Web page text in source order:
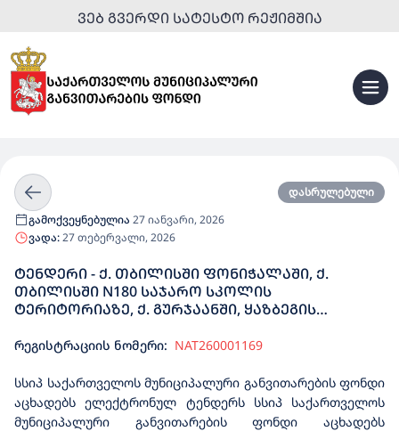
ᲕᲔᲑ ᲒᲕᲔᲠᲓᲘ ᲡᲐᲢᲔᲡᲢᲝ ᲠᲔᲟᲘᲛᲨᲘᲐ
დასრულებული
გამოქვეყნებულია 27 იანვარი, 2026
ვადა:27 თებერვალი, 2026
ᲢᲔᲜᲓᲔᲠᲘ - Ქ. ᲗᲑᲘᲚᲘᲡᲨᲘ ᲤᲝᲜᲘᲭᲐᲚᲐᲨᲘ, Ქ.
ᲗᲑᲘᲚᲘᲡᲨᲘ N180 ᲡᲐᲯᲐᲠᲝ ᲡᲙᲝᲚᲘᲡ
ᲢᲔᲠᲘᲢᲝᲠᲘᲐᲖᲔ, Ქ. ᲒᲣᲠᲯᲐᲐᲜᲨᲘ, ᲧᲐᲖᲑᲔᲒᲘᲡ
ᲛᲪᲮᲔᲗᲘᲡ ᲛᲣᲜᲘᲪᲘᲞᲐᲚᲘᲢᲔᲢᲘᲡ ᲡᲝᲤᲔᲚ
ᲡᲢᲐᲓᲘᲝᲜᲔᲑᲘᲡ ᲛᲨᲔᲜᲔᲑᲚᲝᲑᲘᲡ ᲡᲐᲮᲔᲚᲛᲬᲘᲤᲝ
ᲨᲔᲡᲧᲘᲓᲕᲐ
რეგისტრაციის ნომერი: NAT260001169
სსიპ საქართველოს მუნიციპალური განვითარების ფონდი
აცხადებს ელექტრონულ ტენდერს სსიპ საქართველოს
მუნიციპალური განვითარების ფონდი აცხადებს